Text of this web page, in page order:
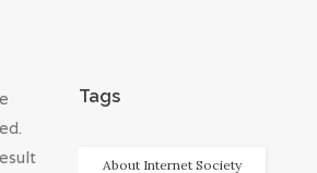
Tags
About Internet Society